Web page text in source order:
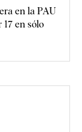
en la PAU
en sólo